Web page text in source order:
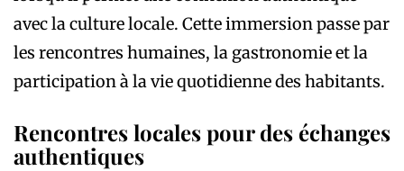
avec la culture locale. Cette immersion passe par
les rencontres humaines, la gastronomie et la
participation à la vie quotidienne des habitants.
Rencontres locales pour des échanges
authentiques